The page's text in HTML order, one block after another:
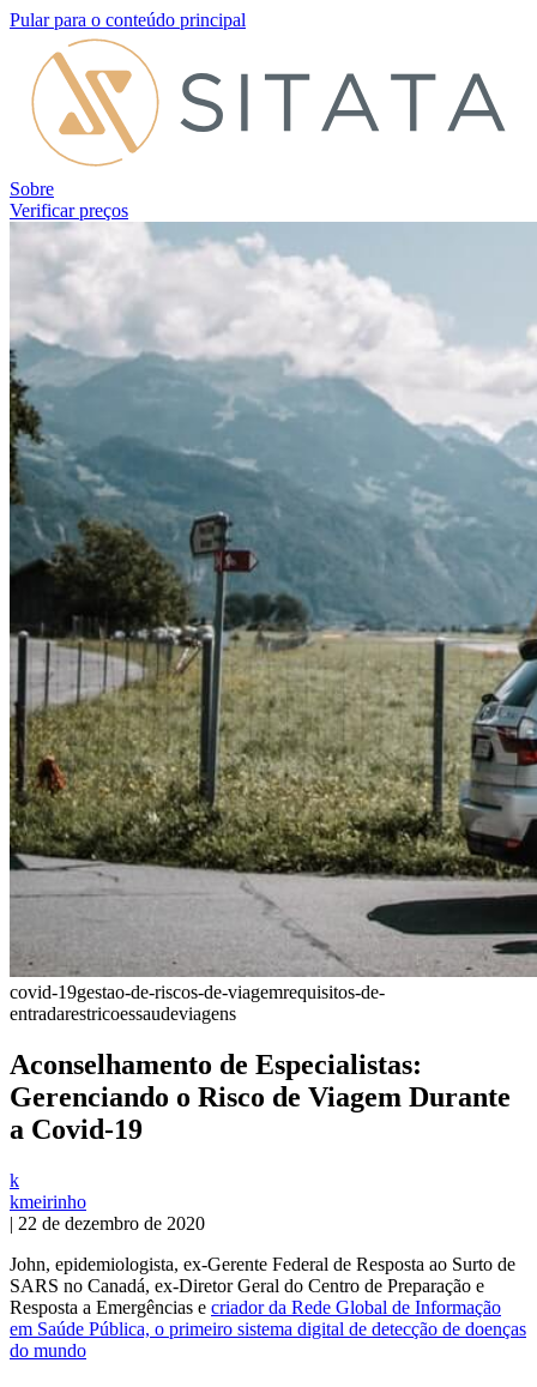
Pular para o conteúdo principal
Sobre
Verificar preços
covid-19gestao-de-riscos-de-viagemrequisitos-de-
entradarestricoessaudeviagens
Aconselhamento de Especialistas:
Gerenciando o Risco de Viagem Durante
a Covid-19
k
kmeirinho
| 22 de dezembro de 2020
John, epidemiologista, ex-Gerente Federal de Resposta ao Surto de
SARS no Canadá, ex-Diretor Geral do Centro de Preparação e
Resposta a Emergências e criador da Rede Global de Informação
em Saúde Pública, o primeiro sistema digital de detecção de doenças
do mundo